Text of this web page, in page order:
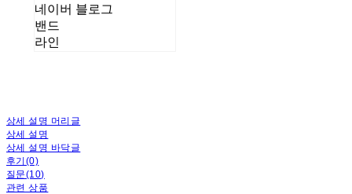
네이버 블로그
밴드
라인
상세 설명 머리글
상세 설명
상세 설명 바닥글
후기(0)
질문(10)
관련 상품